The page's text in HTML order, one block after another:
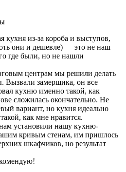
кухня из-за короба и выступов,
они и дешевле) — это не наш
где были, но не нашли
центрам мы решили делать
Вызвали замерщика, он все
кухню именно такой, как
сложилась окончательно. Не
вариант, но кухня идеально
как мне нравится.
установили нашу кухню-
кривым стенам, им пришлось
шкафчиков, но результат